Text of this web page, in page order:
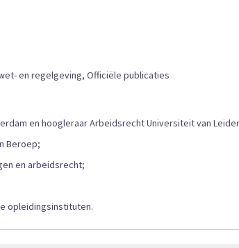
en regelgeving, Officiële publicaties
en hoogleraar Arbeidsrecht Universiteit van
Beroep;
en arbeidsrecht;
opleidingsinstituten.